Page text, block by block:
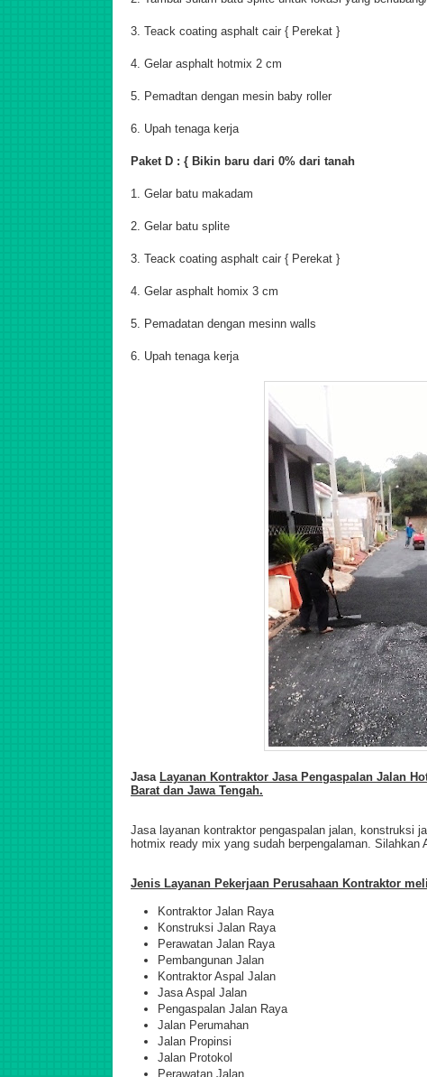
3. Teack coating asphalt cair { Perekat }
4. Gelar asphalt hotmix 2 cm
5. Pemadtan dengan mesin baby roller
6. Upah tenaga kerja
Paket D : { Bikin baru dari 0% dari tanah
1. Gelar batu makadam
2. Gelar batu splite
3. Teack coating asphalt cair { Perekat }
4. Gelar asphalt homix 3 cm
5. Pemadatan dengan mesinn walls
6. Upah tenaga kerja
Jasa Layanan Kontraktor Jasa Pengaspalan Jalan
Barat dan Jawa Tengah.
Jasa layanan kontraktor pengaspalan jalan, konstruksi
hotmix ready mix yang sudah berpengalaman.
Jenis Layanan Pekerjaan Perusahaan Kontraktor
Kontraktor Jalan Raya
Konstruksi Jalan Raya
Perawatan Jalan Raya
Pembangunan Jalan
Kontraktor Aspal Jalan
Jasa Aspal Jalan
Pengaspalan Jalan Raya
Jalan Perumahan
Jalan Propinsi
Jalan Protokol
Perawatan Jalan